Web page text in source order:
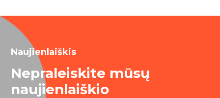
Naujienlaiškis
Nepraleiskite mūsų
naujienlaiškio